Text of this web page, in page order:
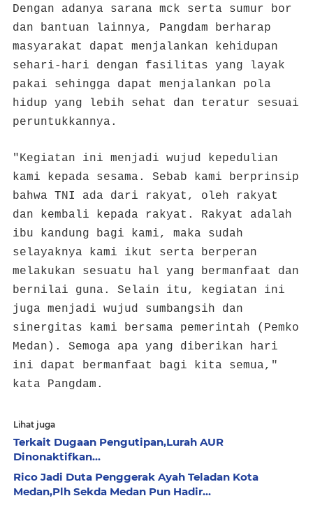
Dengan adanya sarana mck serta sumur bor
dan bantuan lainnya, Pangdam berharap
masyarakat dapat menjalankan kehidupan
sehari-hari dengan fasilitas yang layak
pakai sehingga dapat menjalankan pola
hidup yang lebih sehat dan teratur sesuai
peruntukkannya.
"Kegiatan ini menjadi wujud kepedulian
kami kepada sesama. Sebab kami berprinsip
bahwa TNI ada dari rakyat, oleh rakyat
dan kembali kepada rakyat. Rakyat adalah
ibu kandung bagi kami, maka sudah
selayaknya kami ikut serta berperan
melakukan sesuatu hal yang bermanfaat dan
bernilai guna. Selain itu, kegiatan ini
juga menjadi wujud sumbangsih dan
sinergitas kami bersama pemerintah (Pemko
Medan). Semoga apa yang diberikan hari
ini dapat bermanfaat bagi kita semua,"
kata Pangdam.
Lihat juga
Terkait Dugaan Pengutipan,Lurah AUR
Dinonaktifkan...
Rico Jadi Duta Penggerak Ayah Teladan Kota
Medan,Plh Sekda Medan Pun Hadir...